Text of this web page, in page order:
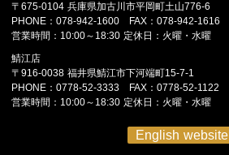
〒675-0104 兵庫県加古川市平岡町土山776-6
PHONE：078-942-1600 FAX：078-942-1616
営業時間：10:00～18:30 定休日：火曜・水曜
鯖江店
〒916-0038 福井県鯖江市下河端町15-7-1
PHONE：0778-52-3333 FAX：0778-52-1122
営業時間：10:00～18:30 定休日：火曜・水曜
English website